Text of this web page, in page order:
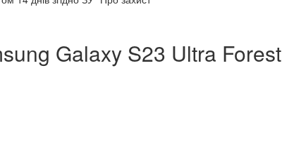
Galaxy S23 Ultra Forest